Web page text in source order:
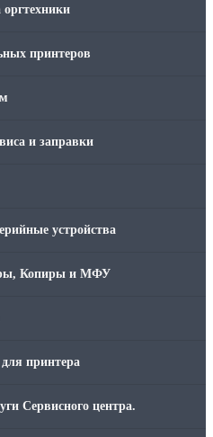
принтеров
и заправки
устройства
Копиры и МФУ
принтера
Сервисного центра.